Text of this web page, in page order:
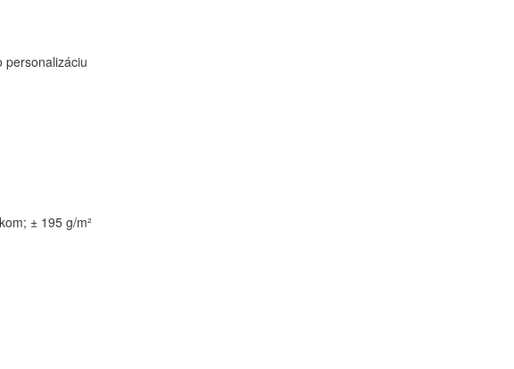
personalizáciu
± 195 g/m²